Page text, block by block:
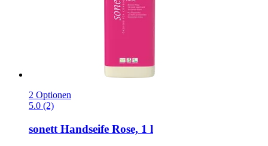
2 Optionen
5.0 (2)
sonett Handseife Rose, 1 l